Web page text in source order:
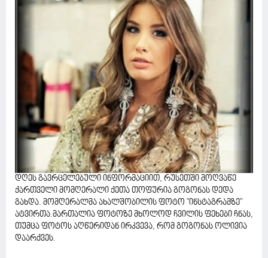
დღეს გავრცელებული ინფორმაციით, რუსეთში მოღვაწე
ქართველი მომღერალი ქეთა თოფურია გოგონას დედა
გახდა. მომღერალმა ახალშობილის ფოტო "ინსტაგრამზე"
ატვირთა.მართალია ფოტოზე მხოლოდ ჩვილის ფეხები ჩნას,
თუმცა ფოტოს აღწერიდან ირკვევა, რომ გოგონას ოლივია
დაარქვეს.